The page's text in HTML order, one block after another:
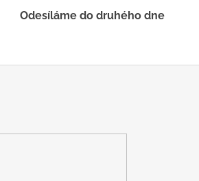
Odesíláme do druhého dne